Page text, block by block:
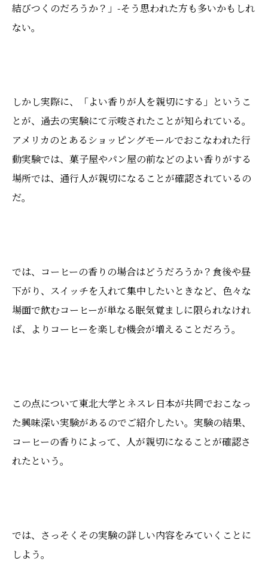
結びつくのだろうか？」-そう思われた方も多いかもしれ
ない。
しかし実際に、「よい香りが人を親切にする」というこ
とが、過去の実験にて示唆されたことが知られている。
アメリカのとあるショッピングモールでおこなわれた行
動実験では、菓子屋やパン屋の前などのよい香りがする
場所では、通行人が親切になることが確認されているの
だ。
では、コーヒーの香りの場合はどうだろうか？食後や昼
下がり、スイッチを入れて集中したいときなど、色々な
場面で飲むコーヒーが単なる眠気覚ましに限られなけれ
ば、よりコーヒーを楽しむ機会が増えることだろう。
この点について東北大学とネスレ日本が共同でおこなっ
た興味深い実験があるのでご紹介したい。実験の結果、
コーヒーの香りによって、人が親切になることが確認さ
れたという。
では、さっそくその実験の詳しい内容をみていくことに
しよう。